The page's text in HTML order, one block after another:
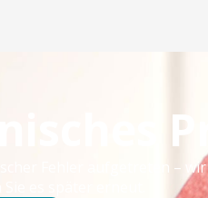
Fehler aufgetreten –
es später erneut.